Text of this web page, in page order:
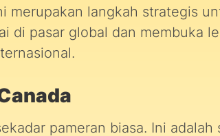
merupakan langkah strategis
di pasar global dan membuka
pameran biasa. Ini adalah